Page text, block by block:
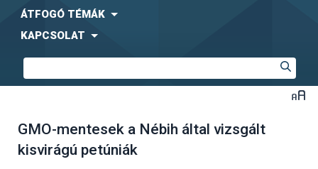
ÁTFOGÓ TÉMÁK
KAPCSOLAT
GMO-mentesek a Nébih által vizsgált
kisvirágú petúniák